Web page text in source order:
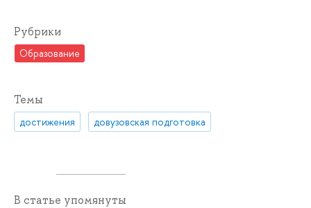
Рубрики
Образование
Темы
достижения довузовская подготовка
В статье упомянуты